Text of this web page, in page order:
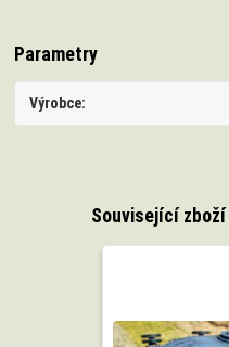
Parametry
Výrobce
Související zboží